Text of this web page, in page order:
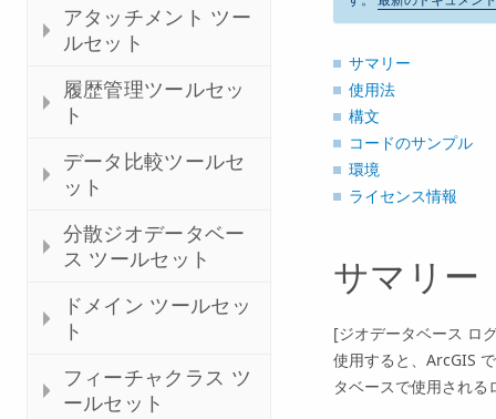
アタッチメント ツー
ルセット
履歴管理ツールセッ
ト
データ比較ツールセ
ット
分散ジオデータベー
ス ツールセット
ドメイン ツールセッ
ト
フィーチャクラス ツ
ールセット
サマリー
使用法
構文
コードのサンプル
環境
ライセンス情報
サマリー
[ジオデータベース ロ
使用すると、ArcGIS
タベースで使用され